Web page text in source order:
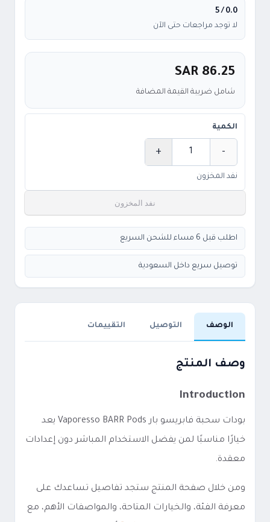
0.0
/ 5
لا توجد مراجعات حتى الآن
SAR 86.25
شامل ضريبة القيمة المضافة
الكمية
-
+
نفد المخزون
نفد المخزون
اطلب قبل 6 مساء للشحن السريع
توصيل سريع داخل السعودية
الوصف التوصيل التقييمات
وصف المنتج
Introduction
بودات سحبة فابريسو بار Vaporesso BARR Pods يعد
خيارًا مناسبًا لمن يفضل الاستخدام المباشر دون إعدادات
معقدة.
ومن خلال صفحة المنتج ستجد تفاصيل تساعدك على
معرفة الفئة، والخيارات المتاحة، والمواصفات الأهم، مع